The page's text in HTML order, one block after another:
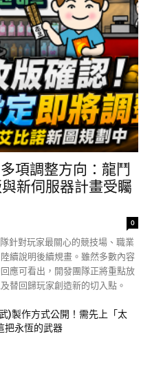
項調整方向：龍鬥
新伺服器計畫受矚
0
針對玩家最關心的競技場、職業
續說明後續規畫。雖然多數內容
應可看出，開發團隊正將重點放
替回歸玩家創造新的切入點。
)製作方式公開！需先上「太
把永恆的武器